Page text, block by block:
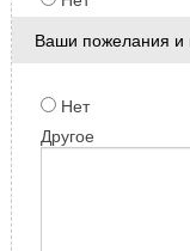
Ваши пожелания и
Нет
Другое